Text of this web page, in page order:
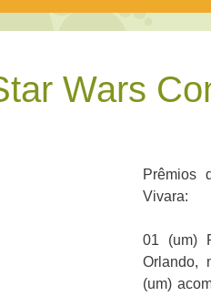
Wars
Prêmios
Vivara:
01 (um)
Orlando,
(um)